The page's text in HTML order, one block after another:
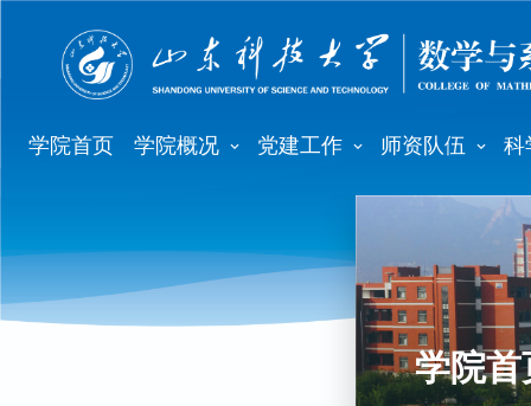
学院首页 学院概况 党建工作 师资队伍 科
学院首